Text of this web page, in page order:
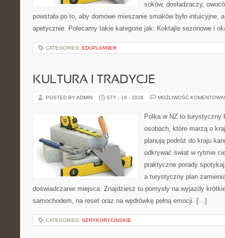
soków, dosładzaczy,
powstała po to, aby domowe mieszanie smaków było intuicyjne,
apetycznie. Polecamy takie kategorie jak: Koktajle sezonowe i
CATEGORIES: EDUPLANNER
KULTURA I TRADYCJE
POSTED BY ADMIN STY - 16 - 2026 MOŻLIWOŚĆ
Polka w NZ to turystyczny
osobach, które marzą o
planują podróż do kraju
odkrywać świat w rytmie
praktyczne porady
a turystyczny plan
doświadczanie miejsca. Znajdziesz tu pomysły na wyjazdy
samochodem, na reset oraz na wędrówkę pełną emocji. […]
CATEGORIES: SERYKORYCINSKIE